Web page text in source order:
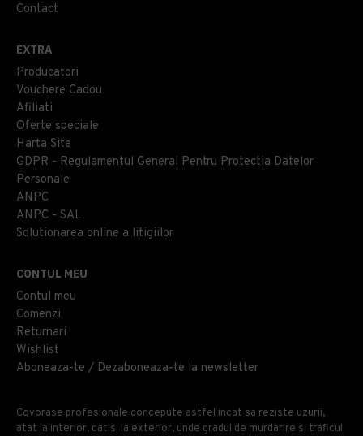
Contact
EXTRA
Producatori
Vouchere Cadou
Afiliati
Oferte speciale
Harta Site
GDPR - Regulamentul General Pentru Protectia Datelor
Personale
ANPC
ANPC - SAL
Solutionarea online a litigiilor
CONTUL MEU
Contul meu
Comenzi
Returnari
Wishlist
Aboneaza-te / Dezaboneaza-te la newsletter
Covorase profesionale concepute astfel incat sa reziste uzurii,
atat la interior, cat si la exterior, unde gradul de murdarire si traficul